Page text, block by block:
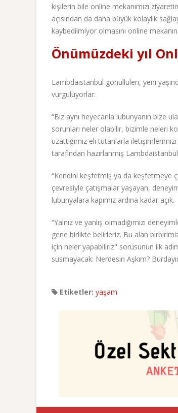
kişilerin bile online mekanımızı
açısından da daha büyük kolaylık
kaybedilmiyor olmasını online
Önümüzdeki yıl
Lambdaistanbul gönüllüleri, yeni
vurguluyorlar:
“Biz aynı heyecanla lubunyanın bize
sorunları neler olabilir, bizimle neleri
uzattığımız eli tutanlarla
tarafından hazırlanmış
“Kendini keşfetmiş ya da keşfetmeye
çevresiyle çatışmalar yaşayan,
lubunyalara kapımız ardına kadar açık.
“Yalnız ve yanlış olmadığımızı
gene birlikte belirleriz. Bu alan
için neler yapabiliriz" sorusunun ilk
susmayacak: Nerdesin Aşkım?
Etiketler: yaşam